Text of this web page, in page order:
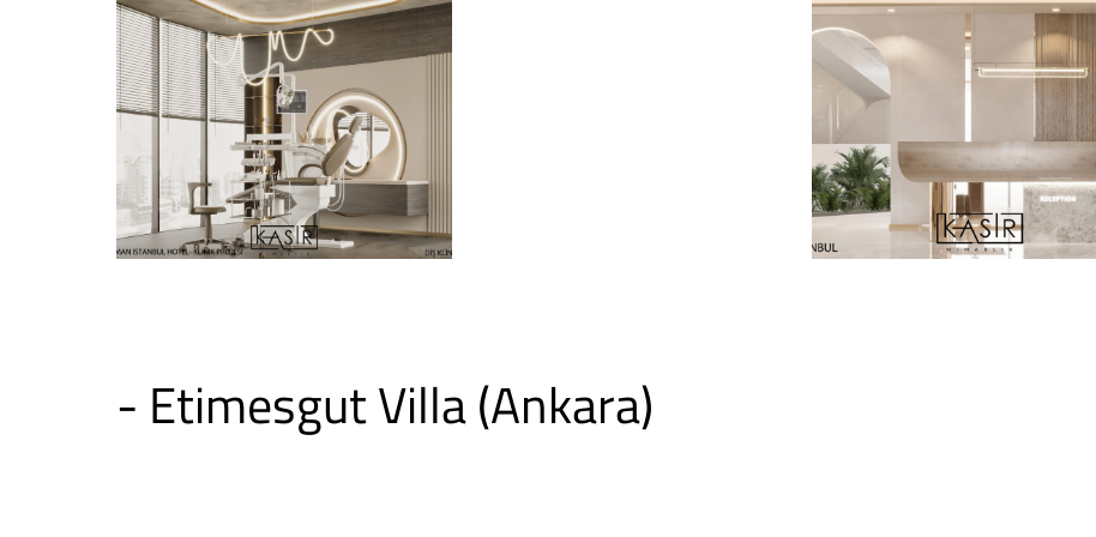
- Etimesgut Villa (Ankara)